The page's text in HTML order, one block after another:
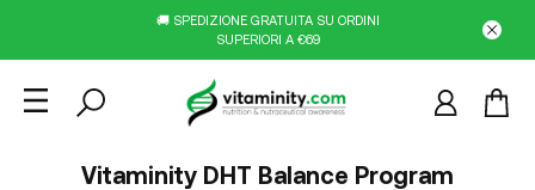
🚚 SPEDIZIONE GRATUITA SU ORDINI
SUPERIORI A €69
Vitaminity DHT Balance Program